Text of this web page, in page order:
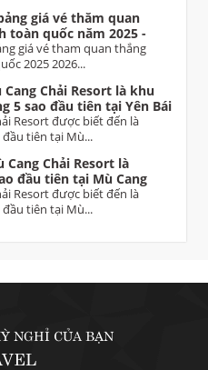
giá vé thăm quan
toàn quốc năm 2025 -
tourist attractions
giá vé tham quan thắng
2025 2026...
Cang Chải Resort là khu
5 sao đầu tiên tại Yên Bái
Resort được biết đến là
tiên tại Mù...
Cang Chải Resort là
đầu tiên tại Mù Cang
Resort được biết đến là
tiên tại Mù...
NGHỈ CỦA BẠN